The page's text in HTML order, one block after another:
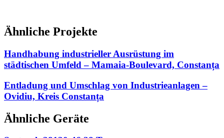
Ähnliche Projekte
Handhabung industrieller Ausrüstung im
städtischen Umfeld – Mamaia-Boulevard, Constanța
Entladung und Umschlag von Industrieanlagen –
Ovidiu, Kreis Constanța
Ähnliche Geräte